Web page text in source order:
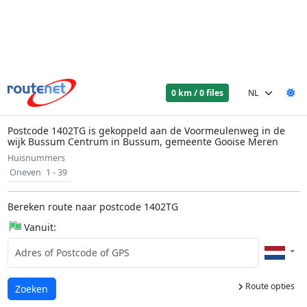
0 km / 0 files
Postcode 1402TG is gekoppeld aan de Voormeulenweg in de
wijk Bussum Centrum in Bussum, gemeente Gooise Meren
Huisnummers
Oneven 1 - 39
Bereken route naar postcode 1402TG
Vanuit:
Route opties
Laden...
Zoeken